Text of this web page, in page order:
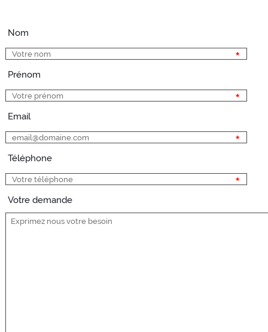
Nom
Prénom
Email
Téléphone
Votre demande